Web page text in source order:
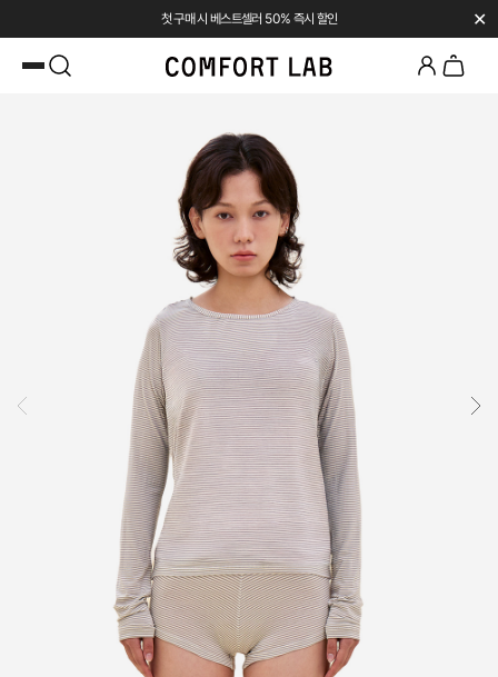
첫 구매 시 베스트셀러 50% 즉시 할인 ✕